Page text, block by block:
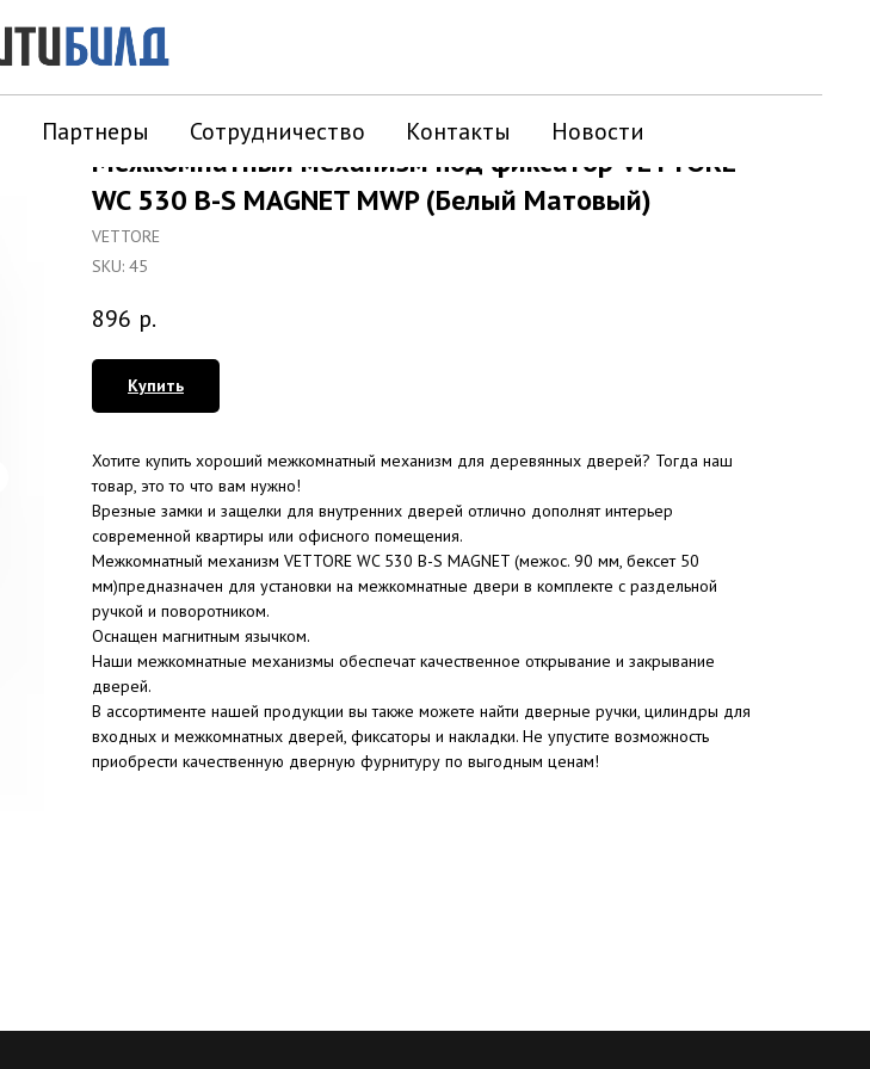
Партнеры Сотрудничество Контакты Новости
Межкомнатный механизм под фиксатор VETTORE
WC 530 B-S MAGNET MWP (Белый Матовый)
VETTORE
SKU: 45
896 р.
Купить
Хотите купить хороший межкомнатный механизм для деревянных дверей? Тогда наш
товар, это то что вам нужно!
Врезные замки и защелки для внутренних дверей отлично дополнят интерьер
современной квартиры или офисного помещения.
Межкомнатный механизм VETTORE WC 530 B-S MAGNET (межос. 90 мм, бексет 50
мм)предназначен для установки на межкомнатные двери в комплекте с раздельной
ручкой и поворотником.
Оснащен магнитным язычком.
Наши межкомнатные механизмы обеспечат качественное открывание и закрывание
дверей.
В ассортименте нашей продукции вы также можете найти дверные ручки, цилиндры для
входных и межкомнатных дверей, фиксаторы и накладки. Не упустите возможность
приобрести качественную дверную фурнитуру по выгодным ценам!